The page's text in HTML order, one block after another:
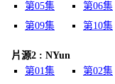
第05集
第06集
第09集
第10集
片源2 : NYun
第01集
第02集